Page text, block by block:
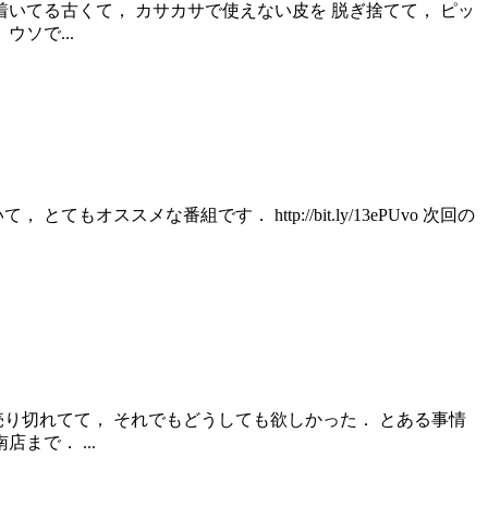
てる古くて， カサカサで使えない皮を 脱ぎ捨てて， ピッ
ウソで...
とてもオススメな番組です． http://bit.ly/13ePUvo 次回の
切れてて， それでもどうしても欲しかった． とある事情
店まで． ...